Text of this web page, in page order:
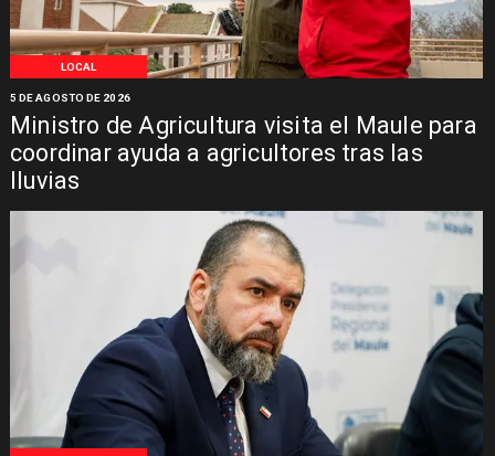
LOCAL
Ministro de Agricultura visita el Maule para
coordinar ayuda a agricultores tras las
lluvias
5 DE AGOSTO DE 2026